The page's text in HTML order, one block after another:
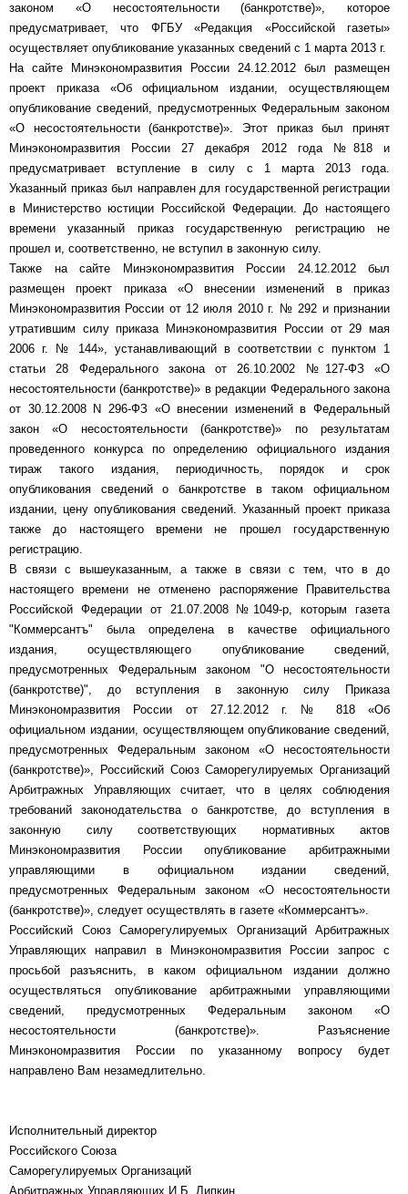
законом «О несостоятельности (банкротстве)», которое
предусматривает, что ФГБУ «Редакция «Российской газеты»
осуществляет опубликование указанных сведений с 1 марта 2013 г.
На сайте Минэкономразвития России 24.12.2012 был размещен
проект приказа «Об официальном издании, осуществляющем
опубликование сведений, предусмотренных Федеральным законом
«О несостоятельности (банкротстве)». Этот приказ был принят
Минэкономразвития России 27 декабря 2012 года №818 и
предусматривает вступление в силу с 1 марта 2013 года.
Указанный приказ был направлен для государственной регистрации
в Министерство юстиции Российской Федерации. До настоящего
времени указанный приказ государственную регистрацию не
прошел и, соответственно, не вступил в законную силу.
Также на сайте Минэкономразвития России 24.12.2012 был
размещен проект приказа «О внесении изменений в приказ
Минэкономразвития России от 12 июля 2010 г. № 292 и признании
утратившим силу приказа Минэкономразвития России от 29 мая
2006 г. № 144», устанавливающий в соответствии с пунктом 1
статьи 28 Федерального закона от 26.10.2002 №127-ФЗ «О
несостоятельности (банкротстве)» в редакции Федерального закона
от 30.12.2008 N 296-ФЗ «О внесении изменений в Федеральный
закон «О несостоятельности (банкротстве)» по результатам
проведенного конкурса по определению официального издания
тираж такого издания, периодичность, порядок и срок
опубликования сведений о банкротстве в таком официальном
издании, цену опубликования сведений. Указанный проект приказа
также до настоящего времени не прошел государственную
регистрацию.
В связи с вышеуказанным, а также в связи с тем, что в до
настоящего времени не отменено распоряжение Правительства
Российской Федерации от 21.07.2008 №1049-р, которым газета
"Коммерсантъ" была определена в качестве официального
издания, осуществляющего опубликование сведений,
предусмотренных Федеральным законом "О несостоятельности
(банкротстве)", до вступления в законную силу Приказа
Минэкономразвития России от 27.12.2012 г. № 818 «Об
официальном издании, осуществляющем опубликование сведений,
предусмотренных Федеральным законом «О несостоятельности
(банкротстве)», Российский Союз Саморегулируемых Организаций
Арбитражных Управляющих считает, что в целях соблюдения
требований законодательства о банкротстве, до вступления в
законную силу соответствующих нормативных актов
Минэкономразвития России опубликование арбитражными
управляющими в официальном издании сведений,
предусмотренных Федеральным законом «О несостоятельности
(банкротстве)», следует осуществлять в газете «Коммерсантъ».
Российский Союз Саморегулируемых Организаций Арбитражных
Управляющих направил в Минэкономразвития России запрос с
просьбой разъяснить, в каком официальном издании должно
осуществляться опубликование арбитражными управляющими
сведений, предусмотренных Федеральным законом «О
несостоятельности (банкротстве)». Разъяснение
Минэкономразвития России по указанному вопросу будет
направлено Вам незамедлительно.
Исполнительный директор
Российского Союза
Саморегулируемых Организаций
Арбитражных Управляющих И.Б. Липкин